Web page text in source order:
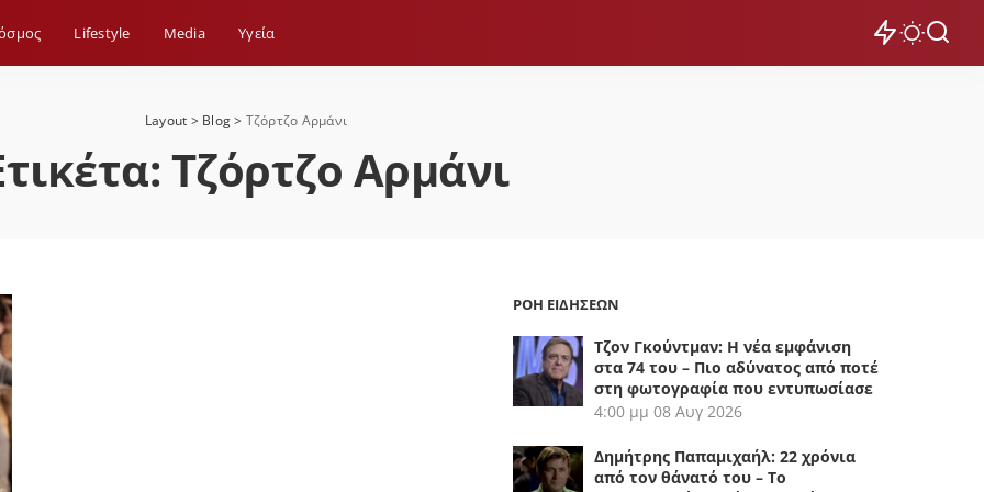
Lifestyle Media Yγεία
Layout > Blog> Τζόρτζο Αρμάνι
Τζόρτζο Αρμάνι
ΡΟΗ ΕΙΔΗΣΕΩΝ
Τζον Γκούντμαν: Η νέα εμφάνιση
στα 74 του – Πιο αδύνατος από ποτέ
στη φωτογραφία που εντυπωσίασε
4:00 μμ 08 Αυγ 2026
Δημήτρης Παπαμιχαήλ: 22 χρόνια
από τον θάνατό του – Το